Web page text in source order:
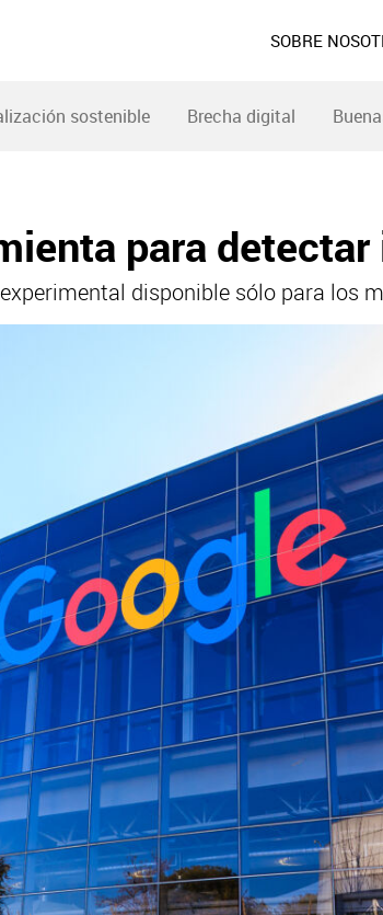
SOBRE
sostenible Brecha digital
para
disponible sólo para los